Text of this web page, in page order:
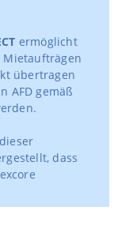
ermöglicht
übertragen
AFD gemäß
dass